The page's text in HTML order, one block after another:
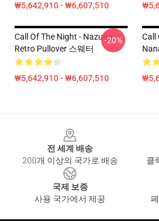
₩5,642,910 - ₩6,607,510
Call Of The Night - Nazuna
Retro Pullover 스웨터
₩5,642,910 - ₩6,607,510
-20%
Call
전 세계 배송
200개 이상의 국가로 배송
클
국제 보증
사용 국가에서 제공